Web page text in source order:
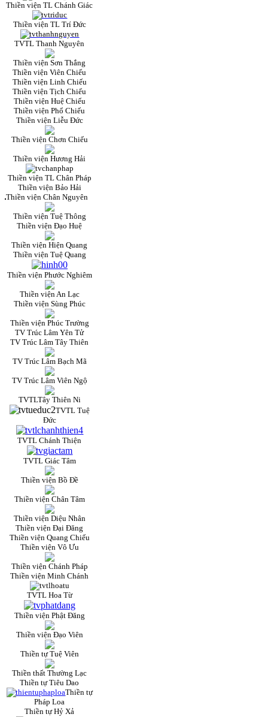
Thiền viện TL Chánh Giác
Thiền viện TL Trí Đức
TVTL Thanh Nguyên
Thiền viện Sơn Thắng
Thiền viện Viên Chiếu
Thiền viện Linh Chiếu
Thiền viện Tịch Chiếu
Thiền viện Huệ Chiếu
Thiền viện Phổ Chiếu
Thiền viện Liễu Đức
Thiền viện Chơn Chiếu
Thiền viện Hương Hải
Thiền viện TL Chân Pháp
Thiền viện Bảo Hải
Thiền viện Chân Nguyên
Thiền viện Tuệ Thông
Thiền viện Đạo Huệ
Thiền viện Hiện Quang
Thiền viện Tuệ Quang
Thiền viện Phước Nghiêm
Thiền viện An Lạc
Thiền viện Sùng Phúc
Thiền viện Phúc Trường
TV Trúc Lâm Yên Tử
TV Trúc Lâm Tây Thiên
TV Trúc Lâm Bạch Mã
TV Trúc Lâm Viên Ngộ
TVTLTây Thiên Ni
TVTL Tuệ
Đức
TVTL Chánh Thiện
TVTL Giác Tâm
Thiền viện Bồ Đề
Thiền viện Chân Tâm
Thiền viện Diệu Nhân
Thiền viện Đại Đăng
Thiền viện Quang Chiếu
Thiền viện Vô Ưu
Thiền viện Chánh Pháp
Thiền viện Minh Chánh
TVTL Hoa Từ
Thiền viện Phật Đăng
Thiền viện Đạo Viên
Thiền tự Tuệ Viên
Thiền thất Thường Lạc
Thiền tự Tiêu Dao
Thiền tự
Pháp Loa
Thiền tự Hỷ Xả